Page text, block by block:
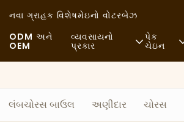
નવા ગ્રાહક વિશેષમેઇનો વોટરબેઝ
ODM અને
OEM
વ્યવસાયનો
પ્રકાર
કેઝ્યુઅલ
પેક
ચેઇન
પરિવહન
લંબચોરસ બાઉલ અણીદાર ચોરસ